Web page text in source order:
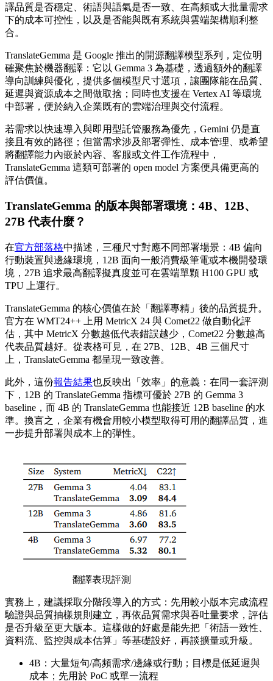
譯品質是否穩定、術語與語氣是否一致、在高頻或大批量需求
下的成本可控性，以及是否能與既有系統與雲端架構順利整
合。
TranslateGemma 是 Google 推出的開源翻譯模型系列，定位明
確聚焦於機器翻譯：它以 Gemma 3 為基礎，透過額外的翻譯
導向訓練與優化，提供多個模型尺寸選項，讓團隊能在品質、
延遲與資源成本之間做取捨；同時也支援在 Vertex AI 等環境
中部署，便於納入企業既有的雲端治理與交付流程。
若需求以快速導入與即用型託管服務為優先，Gemini 仍是直
接且有效的路徑；但當需求涉及部署彈性、成本管理、或希望
將翻譯能力內嵌於內容、客服或文件工作流程中，
TranslateGemma 這類可部署的 open model 方案便具備更高的
評估價值。
TranslateGemma 的版本與部署環境：4B、12B、
27B 代表什麼？
在官方部落格中描述，三種尺寸對應不同部署場景：4B 偏向
行動裝置與邊緣環境，12B 面向一般消費級筆電或本機開發環
境，27B 追求最高翻譯擬真度並可在雲端單顆 H100 GPU 或
TPU 上運行。
TranslateGemma 的核心價值在於「翻譯專精」後的品質提升。
官方在 WMT24++ 上用 MetricX 24 與 Comet22 做自動化評
估，其中 MetricX 分數越低代表錯誤越少，Comet22 分數越高
代表品質越好。從表格可見，在 27B、12B、4B 三個尺寸
上，TranslateGemma 都呈現一致改善。
此外，這份報告結果也反映出「效率」的意義：在同一套評測
下，12B 的 TranslateGemma 指標可優於 27B 的 Gemma 3
baseline，而 4B 的 TranslateGemma 也能接近 12B baseline 的水
準。換言之，企業有機會用較小模型取得可用的翻譯品質，進
一步提升部署與成本上的彈性。
翻譯表現評測
實務上，建議採取分階段導入的方式：先用較小版本完成流程
驗證與品質抽樣規則建立，再依品質需求與吞吐量要求，評估
是否升級至更大版本。這樣做的好處是能先把「術語一致性、
資料流、監控與成本估算」等基礎設好，再談擴量或升級。
4B：大量短句/高頻需求/邊緣或行動；目標是低延遲與
成本；先用於 PoC 或單一流程